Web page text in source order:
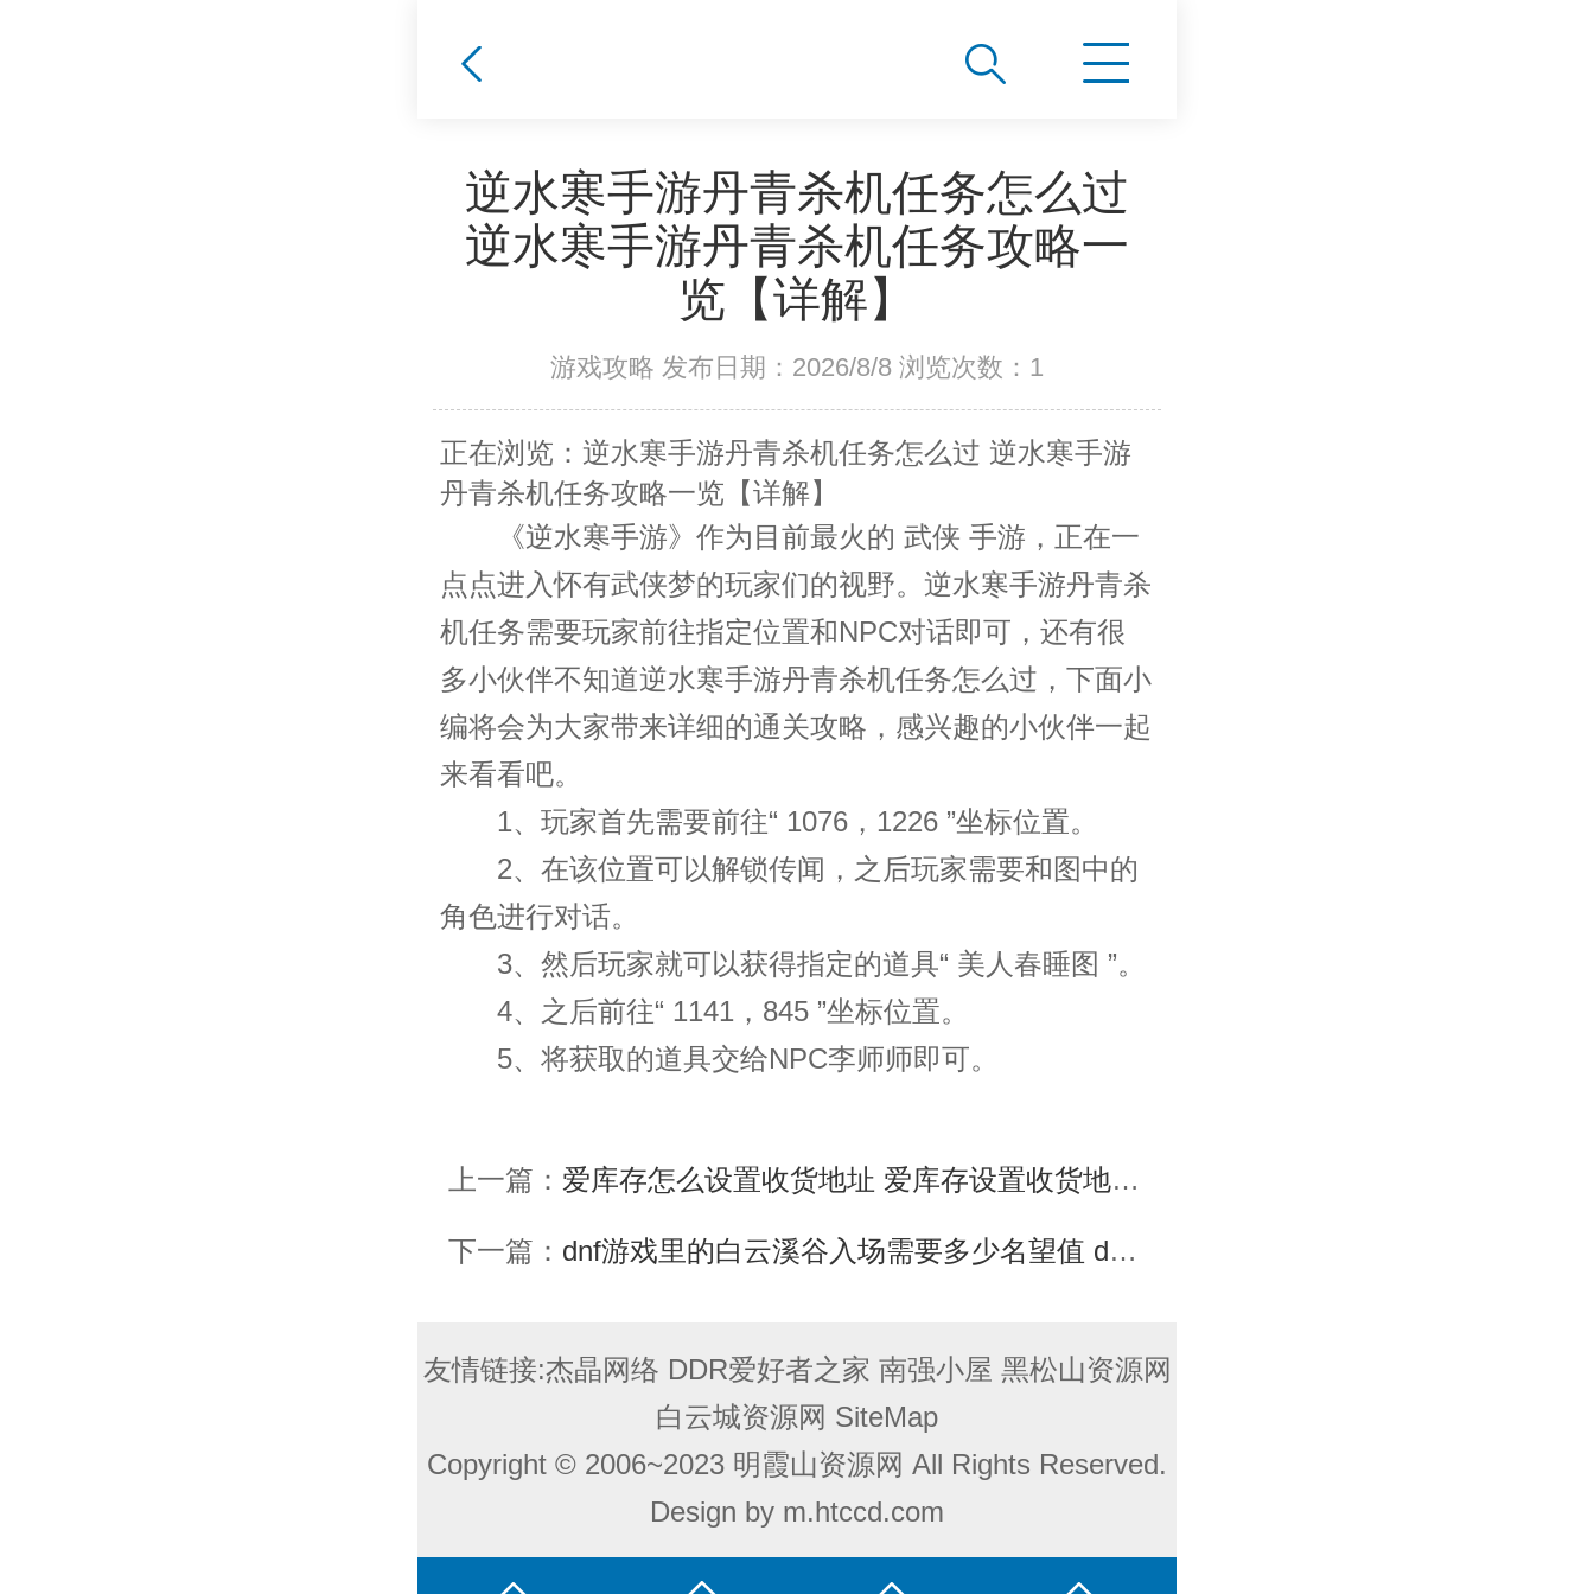
逆水寒手游丹青杀机任务怎么过
逆水寒手游丹青杀机任务攻略一
览【详解】
游戏攻略 发布日期：2026/8/8 浏览次数： 1
正在浏览：逆水寒手游丹青杀机任务怎么过 逆水寒手游
丹青杀机任务攻略一览【详解】
《逆水寒手游》作为目前最火的 武侠 手游，正在一
点点进入怀有武侠梦的玩家们的视野。逆水寒手游丹青杀
机任务需要玩家前往指定位置和NPC对话即可，还有很
多小伙伴不知道逆水寒手游丹青杀机任务怎么过，下面小
编将会为大家带来详细的通关攻略，感兴趣的小伙伴一起
来看看吧。
1、玩家首先需要前往“ 1076，1226 ”坐标位置。
2、在该位置可以解锁传闻，之后玩家需要和图中的
角色进行对话。
3、然后玩家就可以获得指定的道具“ 美人春睡图 ”。
4、之后前往“ 1141，845 ”坐标位置。
5、将获取的道具交给NPC李师师即可。
上一篇： 爱库存怎么设置收货地址 爱库存设置收货地址方法【详解】
下一篇： dnf游戏里的白云溪谷入场需要多少名望值 dnf白云溪谷入场名望值一览【详解】
友情链接:杰晶网络 DDR爱好者之家 南强小屋 黑松山资源网
白云城资源网 SiteMap
Copyright © 2006~2023 明霞山资源网 All Rights Reserved.
Design by m.htccd.com